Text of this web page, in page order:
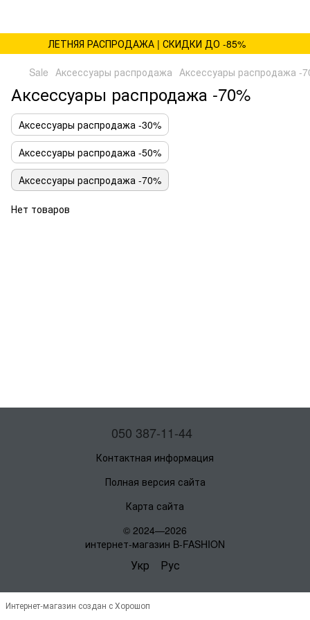
ЛЕТНЯЯ РАСПРОДАЖА | СКИДКИ ДО -85%
Sale Аксессуары распродажа Аксессуары распродажа -
Аксессуары распродажа -70%
Аксессуары распродажа -30%
Аксессуары распродажа -50%
Аксессуары распродажа -70%
Нет товаров
050 387-11-44
Контактная информация
Полная версия сайта
Карта сайта
© 2024—2026
интернет-магазин B-FASHION
Укр Рус
Интернет-магазин создан с Хорошоп